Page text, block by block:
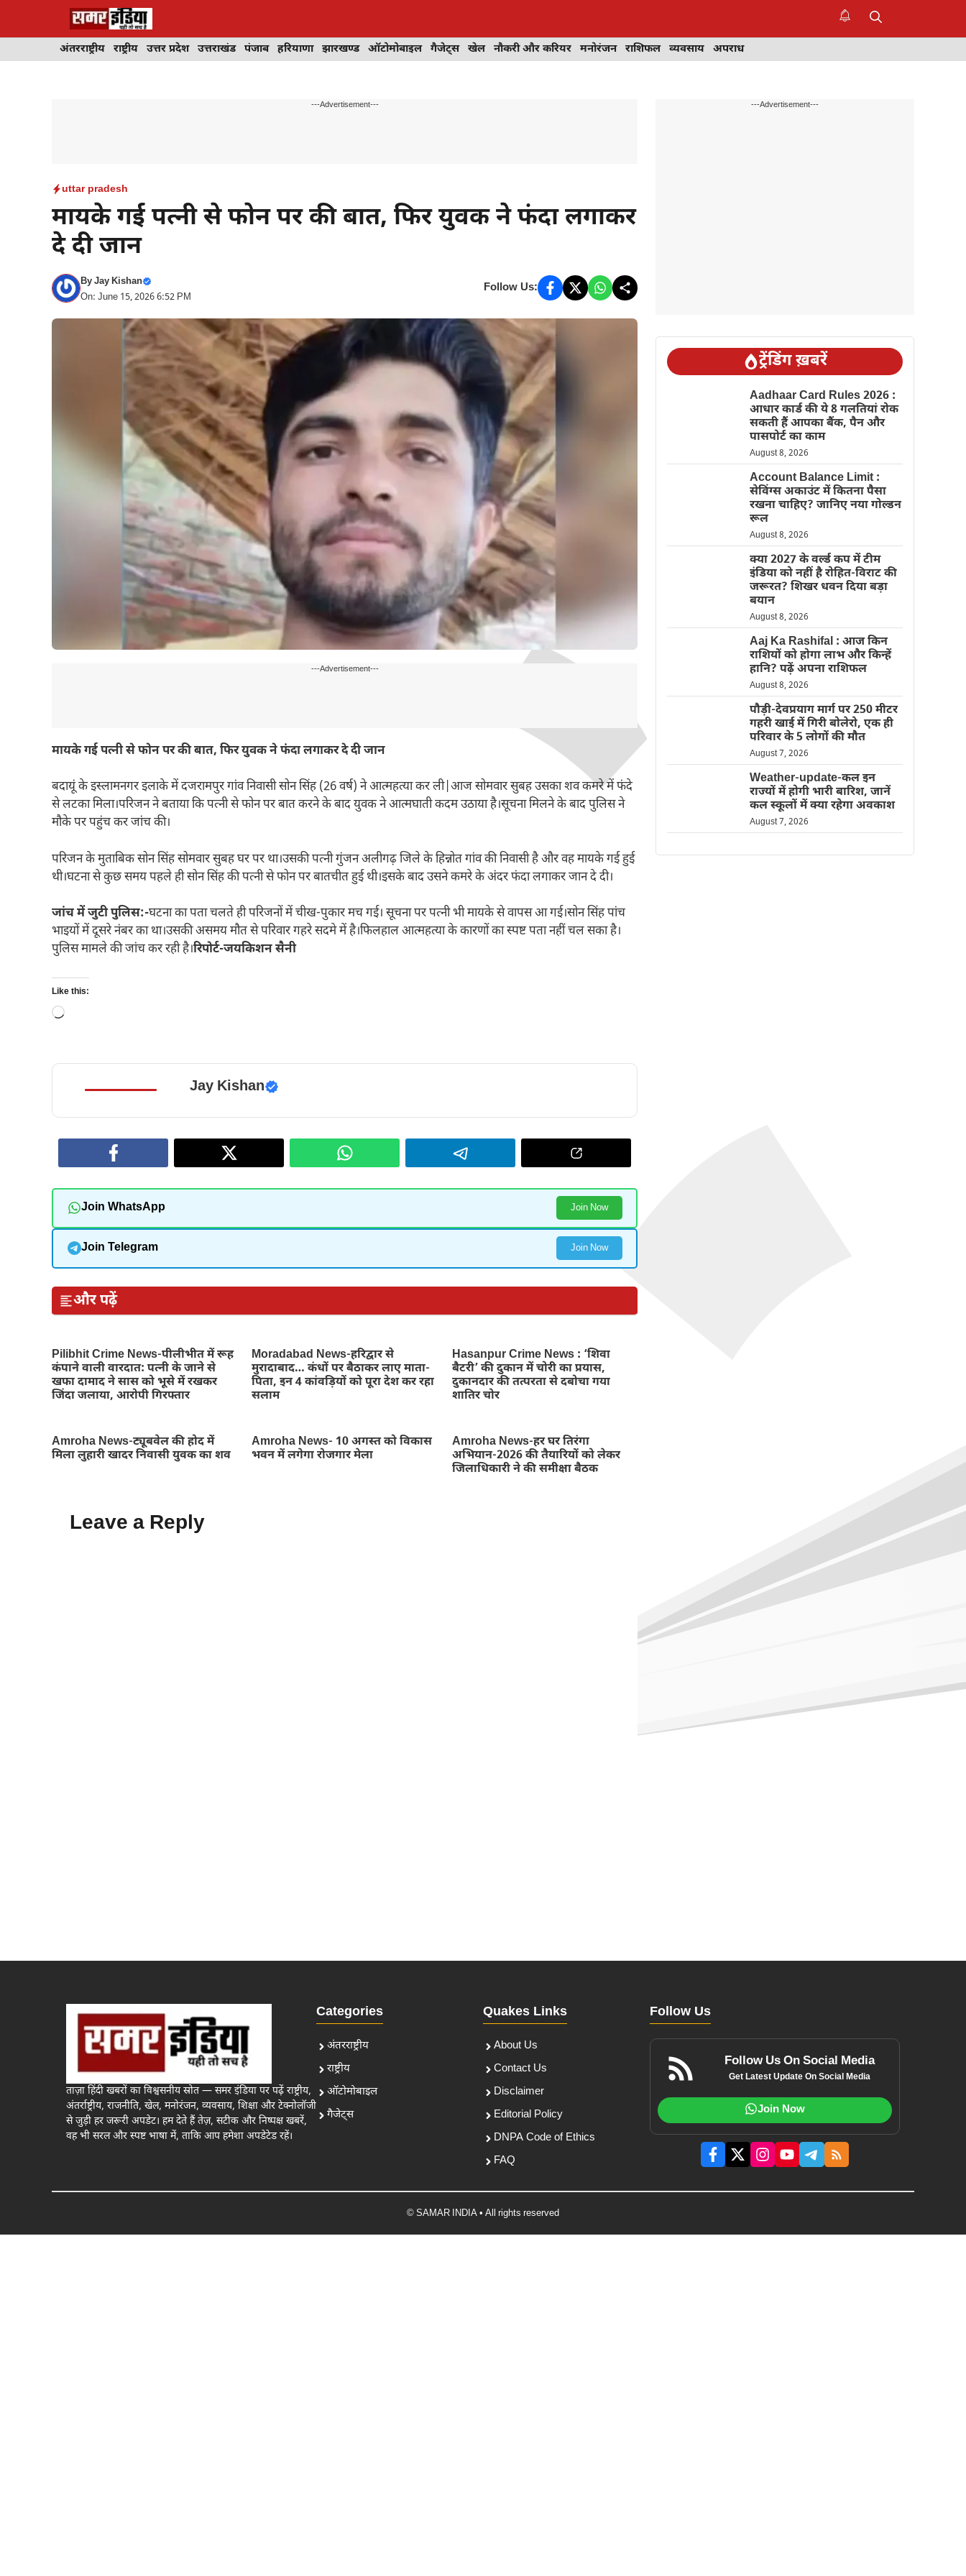
अंतरराष्ट्रीय राष्ट्रीय उत्तर प्रदेश उत्तराखंड पंजाब हरियाणा झारखण्ड ऑटोमोबाइल गैजेट्स खेल नौकरी और करियर मनोरंजन राशिफल व्यवसाय अपराध
---Advertisement---
uttar pradesh
मायके गई पत्नी से फोन पर की बात, फिर युवक ने फंदा लगाकर
दे दी जान
ByJay Kishan
On: June 15, 2026 6:52 PM
Follow Us:
---Advertisement---
मायके गई पत्नी से फोन पर की बात, फिर युवक ने फंदा लगाकर दे दी जान
बदायूं के इस्लामनगर इलाके में दजरामपुर गांव निवासी सोन सिंह (26 वर्ष) ने आत्महत्या कर ली|आज सोमवार सुबह उसका शव कमरे में फंदे
से लटका मिला।परिजन ने बताया कि पत्नी से फोन पर बात करने के बाद युवक ने आत्मघाती कदम उठाया है।सूचना मिलने के बाद पुलिस ने
मौके पर पहुंच कर जांच की।
परिजन के मुताबिक सोन सिंह सोमवार सुबह घर पर था।उसकी पत्नी गुंजन अलीगढ़ जिले के हिन्नोत गांव की निवासी है और वह मायके गई हुई
थी।घटना से कुछ समय पहले ही सोन सिंह की पत्नी से फोन पर बातचीत हुई थी।इसके बाद उसने कमरे के अंदर फंदा लगाकर जान दे दी।
जांच में जुटीपुलिस:-घटना का पता चलते ही परिजनों में चीख-पुकार मच गई। सूचना पर पत्नी भी मायके से वापस आ गई।सोन सिंह पांच
भाइयों में दूसरे नंबर का था।उसकी असमय मौत से परिवार गहरे सदमे में है।फिलहाल आत्महत्या के कारणों का स्पष्ट पता नहीं चल सका है।
पुलिस मामले की जांच कर रही है।रिपोर्ट-जयकिशन सैनी
Like this:
Loading…
Jay Kishan
Join WhatsApp Join Now
Join Telegram Join Now
और पढ़ें
Pilibhit Crime News-पीलीभीत में रूह
कंपाने वाली वारदात: पत्नी के जाने से
खफा दामाद ने सास को भूसे में रखकर
जिंदा जलाया, आरोपी गिरफ्तार
Moradabad News-हरिद्वार से
मुरादाबाद… कंधों पर बैठाकर लाए माता-
पिता, इन 4 कांवड़ियों को पूरा देश कर रहा
सलाम
Hasanpur Crime News : ‘शिवा
बैटरी’ की दुकान में चोरी का प्रयास,
दुकानदार की तत्परता से दबोचा गया
शातिर चोर
Amroha News-ट्यूबवेल की होद में
मिला लुहारी खादर निवासी युवक का शव
Amroha News- 10 अगस्त को विकास
भवन में लगेगा रोजगार मेला
Amroha News-हर घर तिरंगा
अभियान-2026 की तैयारियों को लेकर
जिलाधिकारी ने की समीक्षा बैठक
Leave a Reply
---Advertisement---
ट्रेंडिंग ख़बरें
Aadhaar Card Rules 2026 :
आधार कार्ड की ये 8 गलतियां रोक
सकती हैं आपका बैंक, पैन और
पासपोर्ट का काम
August 8, 2026
Account Balance Limit :
सेविंग्स अकाउंट में कितना पैसा
रखना चाहिए? जानिए नया गोल्डन
रूल
August 8, 2026
क्या 2027 के वर्ल्ड कप में टीम
इंडिया को नहीं है रोहित-विराट की
जरूरत? शिखर धवन दिया बड़ा
बयान
August 8, 2026
Aaj Ka Rashifal : आज किन
राशियों को होगा लाभ और किन्हें
हानि? पढ़ें अपना राशिफल
August 8, 2026
पौड़ी-देवप्रयाग मार्ग पर 250 मीटर
गहरी खाई में गिरी बोलेरो, एक ही
परिवार के 5 लोगों की मौत
August 7, 2026
Weather-update-कल इन
राज्यों में होगी भारी बारिश, जानें
कल स्कूलों में क्या रहेगा अवकाश
August 7, 2026
ताज़ा हिंदी खबरों का विश्वसनीय स्रोत — समर इंडिया पर पढ़ें राष्ट्रीय,
अंतर्राष्ट्रीय, राजनीति, खेल, मनोरंजन, व्यवसाय, शिक्षा और टेक्नोलॉजी
से जुड़ी हर जरूरी अपडेट। हम देते हैं तेज़, सटीक और निष्पक्ष खबरें,
वह भी सरल और स्पष्ट भाषा में, ताकि आप हमेशा अपडेटेड रहें।
Categories
अंतरराष्ट्रीय
राष्ट्रीय
ऑटोमोबाइल
गैजेट्स
Quakes Links
About Us
Contact Us
Disclaimer
Editorial Policy
DNPA Code of Ethics
FAQ
Follow Us
Follow Us On Social Media
Get Latest Update On Social Media
Join Now
© SAMAR INDIA • All rights reserved